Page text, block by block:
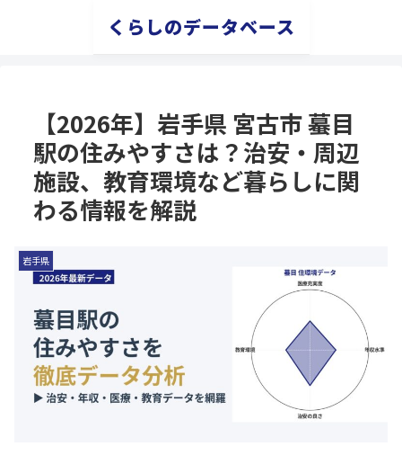
くらしのデータベース
【2026年】岩手県 宮古市 蟇目
駅の住みやすさは？治安・周辺
施設、教育環境など暮らしに関
わる情報を解説
岩手県